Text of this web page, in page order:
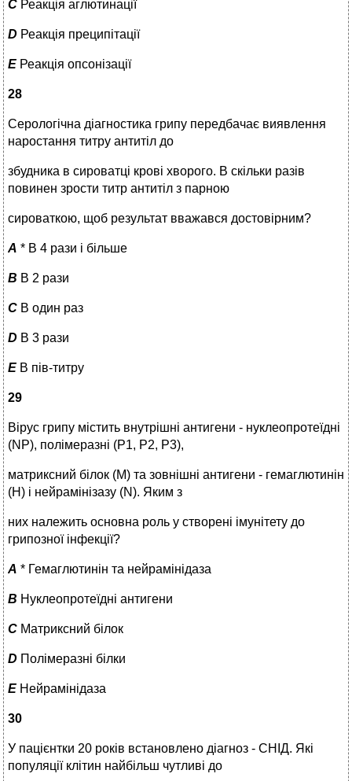
C Реакція аглютинації
D Реакція преципітації
E Реакція опсонізації
28
Серологічна діагностика грипу передбачає виявлення
наростання титру антитіл до
збудника в сироватці крові хворого. В скільки разів
повинен зрости титр антитіл з парною
сироваткою, щоб результат вважався достовірним?
A * В 4 рази і більше
B В 2 рази
C В один раз
D В 3 рази
E В пів-титру
29
Вірус грипу містить внутрішні антигени - нуклеопротеїдні
(NP), полімеразні (P1, P2, P3),
матриксний білок (М) та зовнішні антигени - гемаглютинін
(Н) і нейрамінізазу (N). Яким з
них належить основна роль у створені імунітету до
грипозної інфекції?
A * Гемаглютинін та нейрамінідаза
B Нуклеопротеїдні антигени
C Матриксний білок
D Полімеразні білки
E Нейрамінідаза
30
У пацієнтки 20 років встановлено діагноз - СНІД. Які
популяції клітин найбільш чутливі до